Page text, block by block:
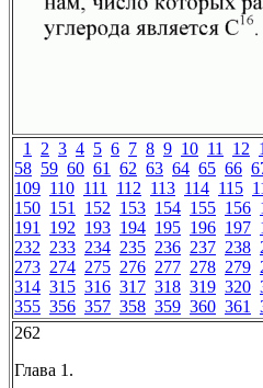
1 2 3 4 5 6 7 8 9 10 11 12
58 59 60 61 62 63 64 65 66
109 110 111 112 113 114 115
150 151 152 153 154 155 156
191 192 193 194 195 196 197
232 233 234 235 236 237 238
273 274 275 276 277 278 279
314 315 316 317 318 319 320
355 356 357 358 359 360 361
262
Глава 1.